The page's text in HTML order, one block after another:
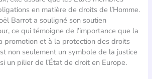
en matière de droits de l’Homme.
Barrot a souligné son soutien
ce qui témoigne de l’importance que la
promotion et à la protection des droits
non seulement un symbole de la justice
un pilier de l’État de droit en Europe.